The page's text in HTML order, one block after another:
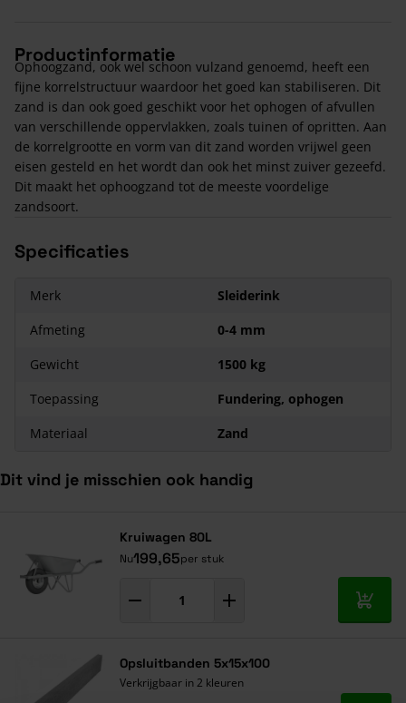
Productinformatie
Ophoogzand, ook wel schoon vulzand genoemd, heeft een
fijne korrelstructuur waardoor het goed kan stabiliseren. Dit
zand is dan ook goed geschikt voor het ophogen of afvullen
van verschillende oppervlakken, zoals tuinen of opritten. Aan
de korrelgrootte en vorm van dit zand worden vrijwel geen
eisen gesteld en het wordt dan ook het minst zuiver gezeefd.
Dit maakt het ophoogzand tot de meeste voordelige
zandsoort.
Specificaties
Merk
Sleiderink
Afmeting
0-4 mm
Gewicht
1500 kg
Toepassing
Fundering, ophogen
Materiaal
Zand
Dit vind je misschien ook handig
Kruiwagen 80L
Nu199,65per stuk
In
Opsluitbanden 5x15x100
Verkrijgbaar in 2 kleuren